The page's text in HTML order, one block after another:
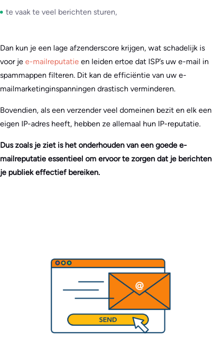
te vaak te veel berichten sturen,
Dan kun je een lage afzenderscore krijgen, wat schadelijk is
voor je e-mailreputatie en leiden ertoe dat ISP’s uw e-mail in
spammappen filteren. Dit kan de efficiëntie van uw e-
mailmarketinginspanningen drastisch verminderen.
Bovendien, als een verzender veel domeinen bezit en elk een
eigen IP-adres heeft, hebben ze allemaal hun IP-reputatie.
Dus zoals je ziet is het onderhouden van een goede e-
mailreputatie essentieel om ervoor te zorgen dat je berichten
je publiek effectief bereiken.